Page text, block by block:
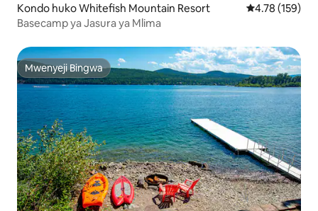
Kondo huko Whitefish Mountain Resort Ukadiriaji wa
4.78 (159)
Basecamp ya Jasura ya Mlima
Mwenyeji Bingwa
Mwenyeji Bingwa